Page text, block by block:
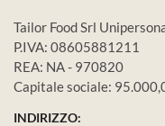
Tailor Food Srl
P.IVA: 08605881211
REA: NA - 970820
Capitale sociale:
INDIRIZZO: